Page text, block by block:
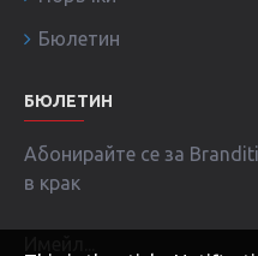
Бюлетин
БЮЛЕТИН
Абонирайте се за
в крак